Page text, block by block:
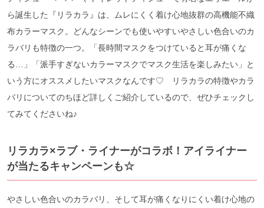
ら誕生した『リラカラ』は、ムレにくく着け心地抜群の高機能不織
布カラーマスク。どんなシーンでも使いやすいやさしい色合いのカ
ラバリも特徴の一つ。「長時間マスクをつけていると耳が痛くな
る…」「派手すぎないカラーマスクでマスク生活を楽しみたい」と
いう方にオススメしたいマスクなんです♡ リラカラの特徴やカラ
バリについてのちほど詳しくご紹介しているので、ぜひチェックし
てみてくださいね♪
リラカラ×ラブ・ライナーがコラボ！アイライナー
が当たるキャンペーンも☆
やさしい色合いのカラバリ、そして耳が痛くなりにくい着け心地の